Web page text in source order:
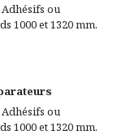
ou
1000 et 1320 mm.
ou
1000 et 1320 mm.